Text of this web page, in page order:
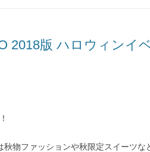
2018版 ハロウィンイ
物ファッションや秋限定スイーツな